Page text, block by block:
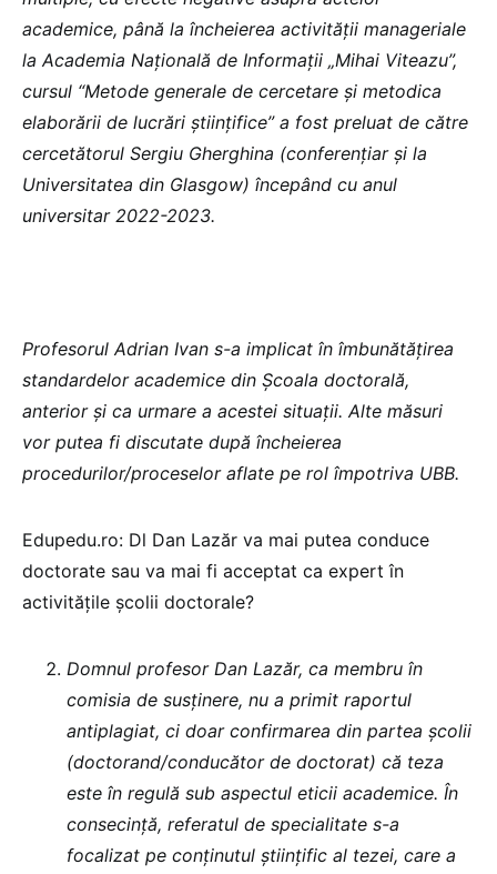
academice, până la încheierea activității manageriale
la Academia Națională de Informații „Mihai Viteazu”,
cursul “Metode generale de cercetare și metodica
elaborării de lucrări științifice” a fost preluat de către
cercetătorul Sergiu Gherghina (conferențiar și la
Universitatea din Glasgow) începând cu anul
universitar 2022-2023.
Profesorul Adrian Ivan s-a implicat în îmbunătățirea
standardelor academice din Școala doctorală,
anterior și ca urmare a acestei situații. Alte măsuri
vor putea fi discutate după încheierea
procedurilor/proceselor aflate pe rol împotriva UBB.
Edupedu.ro: Dl Dan Lazăr va mai putea conduce
doctorate sau va mai fi acceptat ca expert în
activitățile școlii doctorale?
Domnul profesor Dan Lazăr, ca membru în
comisia de susținere, nu a primit raportul
antiplagiat, ci doar confirmarea din partea școlii
(doctorand/conducător de doctorat) că teza
este în regulă sub aspectul eticii academice. În
consecință, referatul de specialitate s-a
focalizat pe conținutul științific al tezei, care a